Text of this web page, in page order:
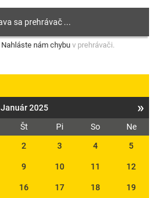
Nahláste nám chybu v prehrávači.
Január 2025 »
Št Pi So
Ne
2 3 4 5
9 10 11 12
16 17 18 19